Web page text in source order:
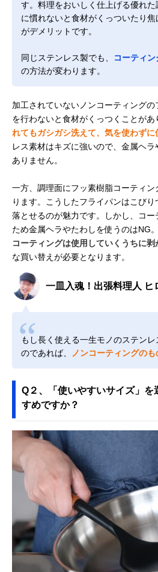
す。料理をおいしく仕上げる優れ
に慣れないと食材がくっついたり
がデメリットです。
同じステンレス製でも、 コーティ
の方法が変わります。
加工されていないノンコーティング
を行わないと食材がくっつくことが
れてもガシガシ洗えて、気を使わずに
レス素材はキズに強いので、金属ヘ
ありません。
一方、調理面にフッ素樹脂コーティ
ります。こうしたフライパンはこび
落とせるのが魅力です。しかし、コー
ため金属ヘラやたわしを使うのはNG
コーティングは使用していくうちに剥
な買い替えが必要となります。
一皿入魂！出張料理人 ヒ
もし長く使える一生モノのステン
のであれば、
ノンコーティングの
Q２、「使いやすいサイズ」
すめですか？